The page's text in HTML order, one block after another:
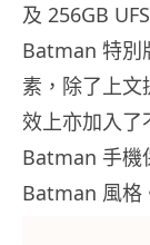
及 256GB
Batman 特別
素，除了上文
效上亦加入
Batman 手機
Batman 風格